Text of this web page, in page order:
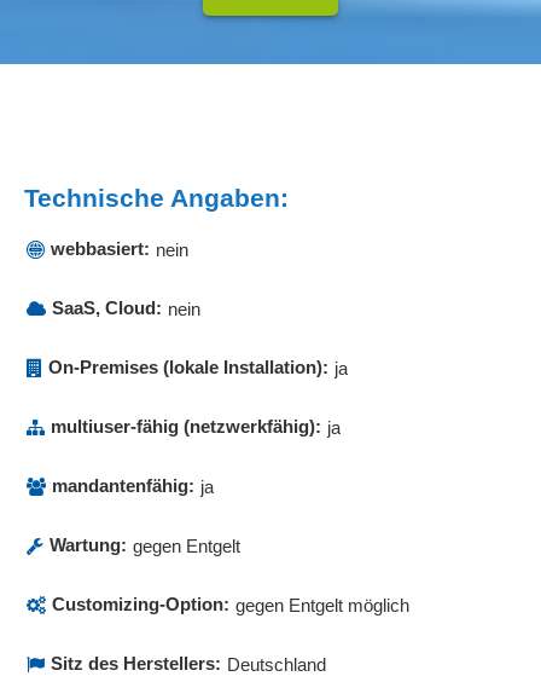
Technische Angaben:
webbasiert: nein
SaaS, Cloud: nein
On-Premises (lokale Installation): ja
multiuser-fähig (netzwerkfähig): ja
mandantenfähig: ja
Wartung: gegen Entgelt
Customizing-Option: gegen Entgelt möglich
Sitz des Herstellers: Deutschland